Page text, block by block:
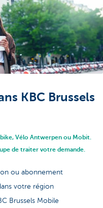
KBC Brussels
Vélo Antwerpen ou Mobit.
de traiter votre demande.
ou abonnement
votre région
Brussels Mobile